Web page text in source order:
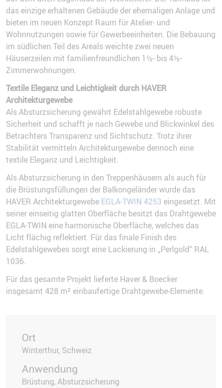
das einzige erhaltenen Gebäude der ehemaligen Anlage und
bieten im neuen Konzept Raum für Atelier- und
Wohnnutzungen sowie für Gewerbeeinheiten. Die Bebauung
im südlichen Teil des Areals weichte zwei neuen
Häuserzeilen mit familienfreundlichen 1½- bis 4½-
Zimmerwohnungen.
Textile Eleganz und Leichtigkeit durch HAVER
Architekturgewebe
Als Absturzsicherung gewährt Edelstahlgewebe robuste
Sicherheit und schafft je nach Gewebe und Blickwinkel des
Betrachters Transparenz und Sichtschutz. Trotz ihrer
Stabilität vermitteln Architekturgewebe dennoch eine
textile Eleganz und Leichtigkeit.
Als Absturzsicherung in den Treppenhäusern als auch für
die Brüstungsfüllungen der Balkongeländer wurde das
HAVER Architekturgewebe EGLA-TWIN 4253 eingesetzt. Mit
seiner einseitig glatten Oberfläche besitzt das Drahtgewebe
EGLA-TWIN eine harmonische Oberfläche, welches das
Licht flächig reflektiert. Für das finale Finish des
Edelstahlgewebes sorgt eine Lackierung in „Perlgold“ RAL
1036.
Für das gesamte Projekt lieferte Haver & Boecker
insgesamt 428 m² einbaufertige Drahtgewebe-Elemente.
Ort
Winterthur, Schweiz
Anwendung
Brüstung, Absturzsicherung